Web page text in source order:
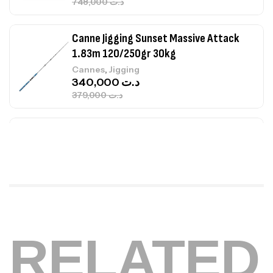
Canne Jigging Sunset Massive Attack
1.83m 120/250gr 30kg
Cannes,Jigging
د.ت379,000
د.ت
Accastillage bateau,Accessoires bateaux
د.ت
RELATED